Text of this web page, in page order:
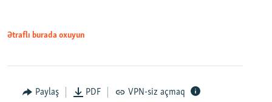
Ətraflı burada oxuyun
Paylaş PDF VPN-siz açmaq